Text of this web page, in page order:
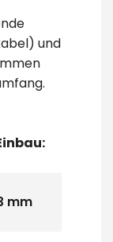
und
mm